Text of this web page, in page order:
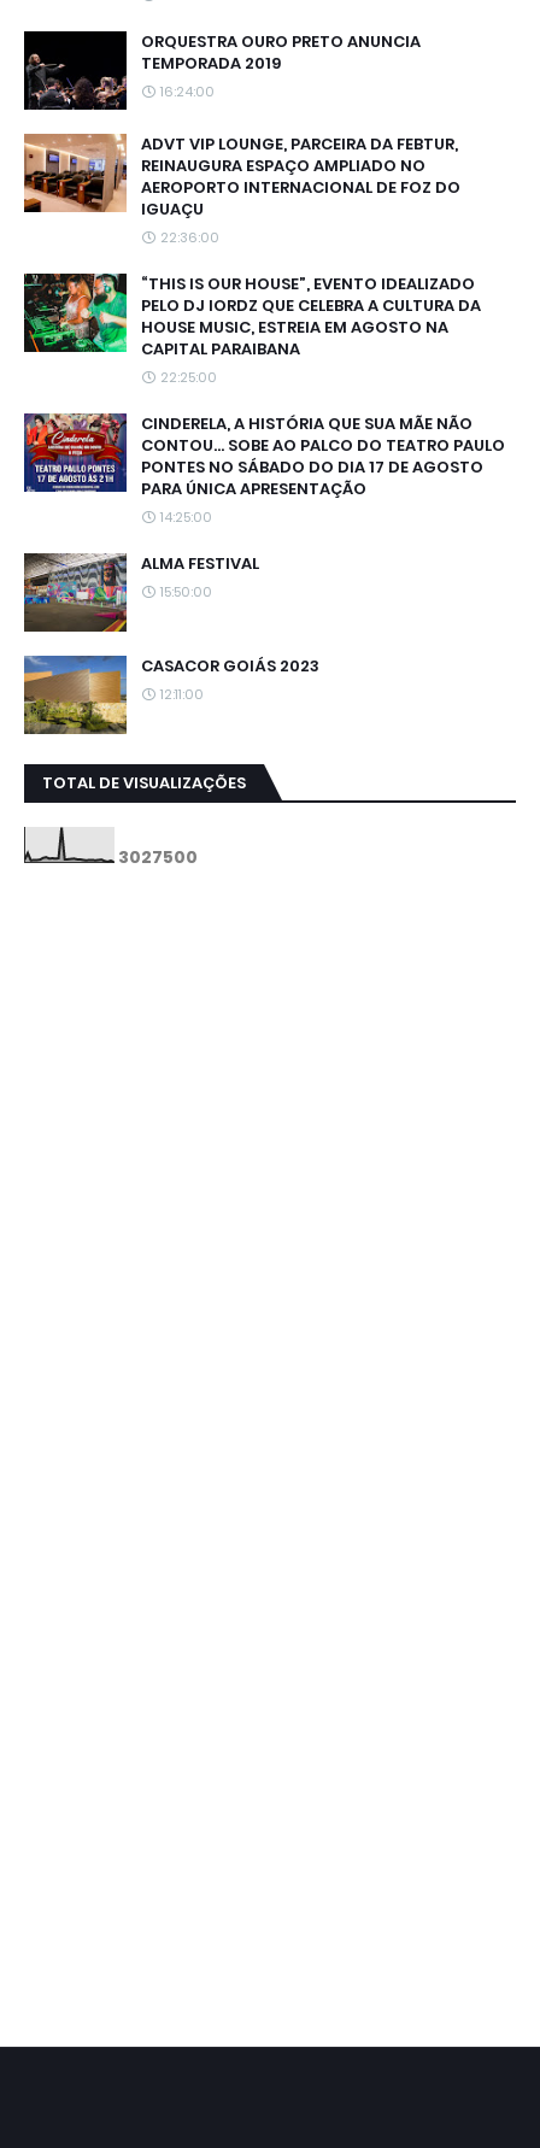
ORQUESTRA OURO PRETO ANUNCIA
TEMPORADA 2019
16:24:00
ADVT VIP LOUNGE, PARCEIRA DA FEBTUR,
REINAUGURA ESPAÇO AMPLIADO NO
AEROPORTO INTERNACIONAL DE FOZ DO
IGUAÇU
22:36:00
“THIS IS OUR HOUSE”, EVENTO IDEALIZADO
PELO DJ IORDZ QUE CELEBRA A CULTURA DA
HOUSE MUSIC, ESTREIA EM AGOSTO NA
CAPITAL PARAIBANA
22:25:00
CINDERELA, A HISTÓRIA QUE SUA MÃE NÃO
CONTOU... SOBE AO PALCO DO TEATRO PAULO
PONTES NO SÁBADO DO DIA 17 DE AGOSTO
PARA ÚNICA APRESENTAÇÃO
14:25:00
ALMA FESTIVAL
15:50:00
CASACOR GOIÁS 2023
12:11:00
TOTAL DE VISUALIZAÇÕES
3027500